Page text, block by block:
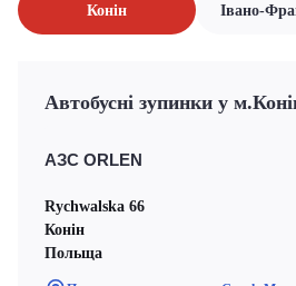
Конін Івано-
Автобусні зупинки у
АЗС ORLEN
Rychwalska 66
Конін
Польща